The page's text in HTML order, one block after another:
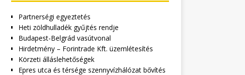
Partnerségi egyeztetés
Heti zöldhulladék gyűjtés rendje
Budapest-Belgrád vasútvonal
Hirdetmény – Forintrade Kft. üzemlétesítés
Körzeti álláslehetőségek
Epres utca és térsége szennyvízhálózat bővítés